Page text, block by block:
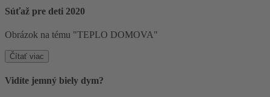
Súťaž pre deti 2020
Obrázok na tému "TEPLO DOMOVA"
Čítať viac
Vidíte jemný biely dym?